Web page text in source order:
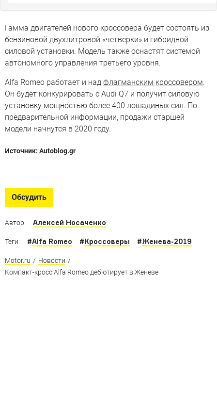
Гамма двигателей нового кроссовера будет состоять из
бензиновой двухлитровой «четверки» и гибридной
силовой установки. Модель также оснастят системой
автономного управления третьего уровня.
Alfa Romeo работает и над флагманским кроссовером.
Он будет конкурировать с Audi Q7 и получит силовую
установку мощностью более 400 лошадиных сил. По
предварительной информации, продажи старшей
модели начнутся в 2020 году.
Источник: Autoblog.gr
Все, что нужно знать о первом кроссовере Alfa Romeo
Обсудить
Автор: Алексей Носаченко
Теги: #Alfa Romeo #Кроссоверы #Женева-2019
Motor.ru / Новости /
Компакт-кросс Alfa Romeo дебютирует в Женеве